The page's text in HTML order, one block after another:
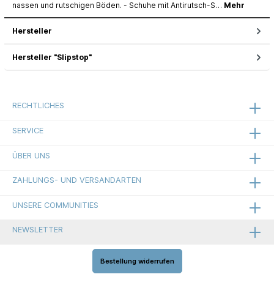
nassen und rutschigen Böden. - Schuhe mit Antirutsch-S… Mehr
Hersteller
Hersteller "Slipstop"
RECHTLICHES
SERVICE
ÜBER UNS
ZAHLUNGS- UND VERSANDARTEN
UNSERE COMMUNITIES
NEWSLETTER
Bestellung widerrufen